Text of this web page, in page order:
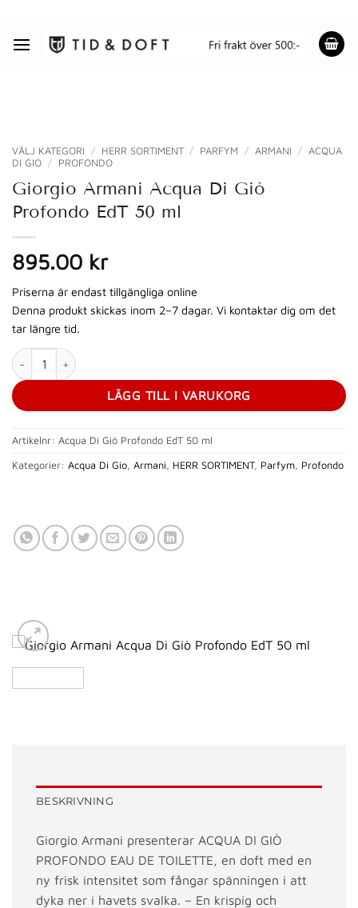
content
VÄLJ KATEGORI / HERR SORTIMENT / PARFYM / ARMANI /
ACQUA
DI GIO / PROFONDO
Giorgio Armani Acqua Di Giò
Profondo EdT 50 ml
895.00 kr
Priserna är endast tillgängliga online
Denna produkt skickas inom 2–7 dagar. Vi kontaktar dig om det
tar längre tid.
Giorgio Armani Acqua Di Giò Profondo EdT 50 ml mängd
LÄGG TILL I VARUKORG
Artikelnr: Acqua Di Giò Profondo EdT 50 ml
Kategorier: Acqua Di Gio, Armani, HERR SORTIMENT, Parfym, Profondo
BESKRIVNING
Giorgio Armani presenterar ACQUA DI GIÒ
PROFONDO EAU DE TOILETTE, en doft med en
ny frisk intensitet som fångar spänningen i att
dyka ner i havets svalka. – En krispig och